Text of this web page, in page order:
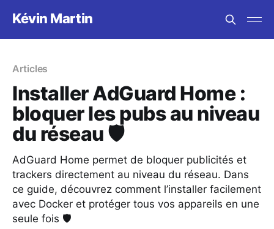
Kévin Martin
Articles
Installer AdGuard Home :
bloquer les pubs au niveau
du réseau 🛡️
AdGuard Home permet de bloquer publicités et
trackers directement au niveau du réseau. Dans
ce guide, découvrez comment l’installer facilement
avec Docker et protéger tous vos appareils en une
seule fois 🛡️